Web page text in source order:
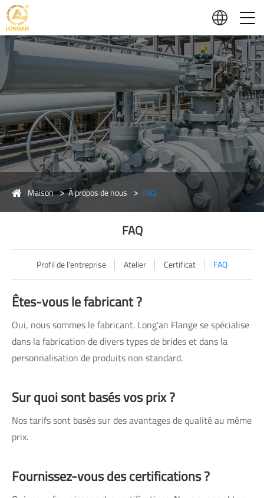
Maison À propos de nous FAQ
FAQ
Profil de l'entreprise Atelier Certificat FAQ
Êtes-vous le fabricant ?
Oui, nous sommes le fabricant. Long'an Flange se spécialise
dans la fabrication de divers types de brides et dans la
personnalisation de produits non standard.
Sur quoi sont basés vos prix ?
Nos tarifs sont basés sur des avantages de qualité au même
prix.
Fournissez-vous des certifications ?